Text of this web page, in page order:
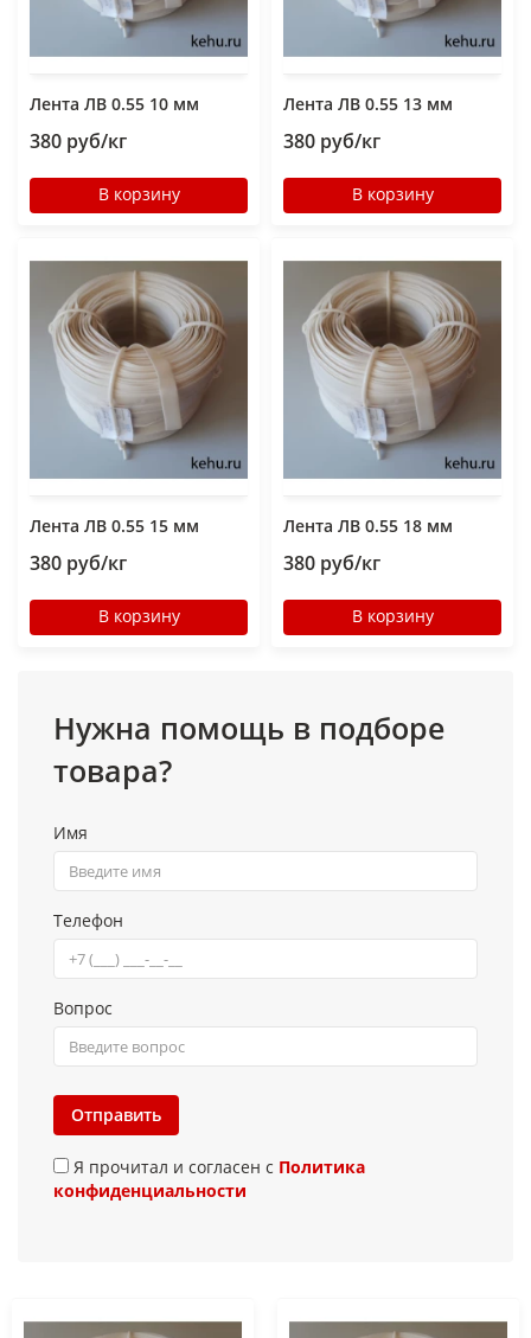
Лента ЛВ 0.55 10 мм
380 руб/кг
В корзину
Лента ЛВ 0.55 13 мм
380 руб/кг
В корзину
Лента ЛВ 0.55 15 мм
380 руб/кг
В корзину
Лента ЛВ 0.55 18 мм
380 руб/кг
В корзину
Нужна помощь в подборе
товара?
Имя
Телефон
Вопрос
Отправить
Я прочитал и согласен с Политика
конфиденциальности